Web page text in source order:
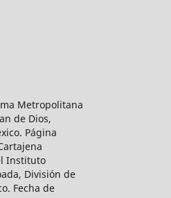
Metropolitana
de Dios,
Página
Instituto
División de
Fecha de